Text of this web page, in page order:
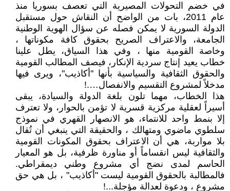
في خضم التحولات المصيرية التي تعصف بسوريا منذ
عام 2011، بات من الواضح أن النقاش حول مستقبل
الدولة السورية لا يمكن فصله عن سؤال الهوية الوطنية
الجامعة، والاعتراف الصريح بحقوق كافة مكوناتها ،
وخاصة القومية منها ، وفي هذا السياق، يطل علينا
خطاب يعيد إنتاج سردية الإنكار، فيصف المطالب القومية
والحقوق الثقافية والسياسية بأنها "أكاذيب"، ويرى فيها
مدخلاً لمشروع التقسيم والانفصال….!
هذا الخطاب، مهما تلون بلغة الدولة والسيادة، يبقى
أسيراً لعقلية مركزية قسرية لا تؤمن بالحوار، ولا تعترف
إلا بنمط واحد للانتماء، هو الانصهار القهري في نموذج
سلطوي ماضوي ومتهالك ، والحقيقة التي ينبغي أن تُقال
بلا مواربة، هي أن الاعتراف بحقوق المكونات القومية
والثقافية ليس انقساماً أو مناورة ظرفية، بل هو المعيار
الحاسم لمدى نضج أي مشروع وطني ديمقراطي.
فالمطالبة بالحقوق القومية ليست "أكاذيب" ، بل هي حق
مشروع ، ودعوة لعدالة مؤجلة...!